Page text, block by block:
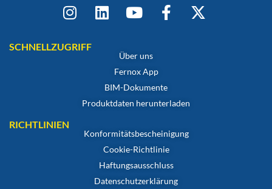
SCHNELLZUGRIFF
Über uns
Fernox App
BIM-Dokumente
Produktdaten herunterladen
RICHTLINIEN
Konformitätsbescheinigung
Cookie-Richtlinie
Haftungsausschluss
Datenschutzerklärung